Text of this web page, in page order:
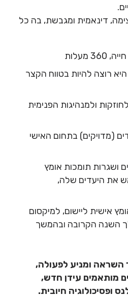
דינאמית ומגבשת, בה כל
מעלות
היא רוצה להיות בטווח הקצר
ולמנהיגות הפנימית
(מדויקים) בתחום האישי
ושגרות תומכות אומץ
את היעדים שלה,
אישית ליישום, למיקסום
השנה הקרובה ובהמשך
השראה ומניע לפעולה,
מותאמים עידן חדש,
ופסיכולוגיה חיובית.